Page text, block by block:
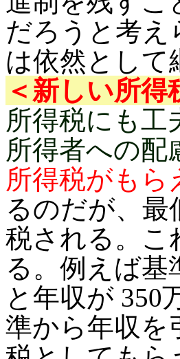
だろうと考え
は依然として
＜新しい所得
所得税にも工
所得者への配
所得税がもら
るのだが、最
税される。こ
る。例えば基
と年収が 350
準から年収を